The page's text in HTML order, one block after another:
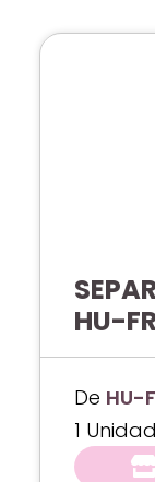
HU-
De HU-
1